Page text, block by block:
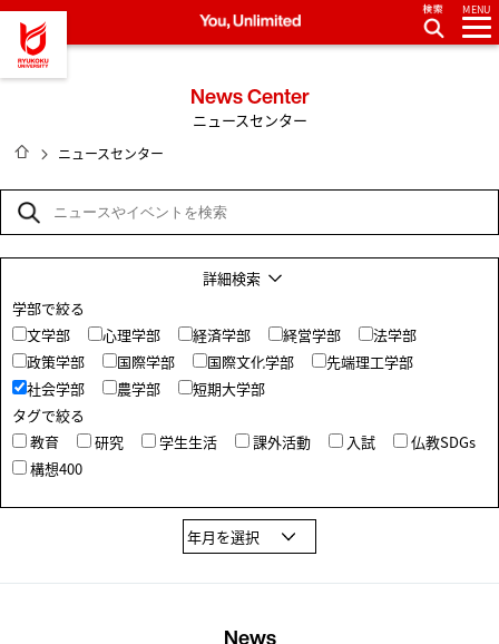
龍谷大学 You, Unlimited
MENU
News Center
ニュースセンター
HOME
ニュースセンター
詳細検索
学部で絞る
文学部
心理学部 経済学部 経営学部
法学部
政策学部
国際学部 国際文化学部
先端理工学部
社会学部
農学部
短期大学部
タグで絞る
教育
研究 学生生活 課外活動 入試
仏教SDGs
構想400
News